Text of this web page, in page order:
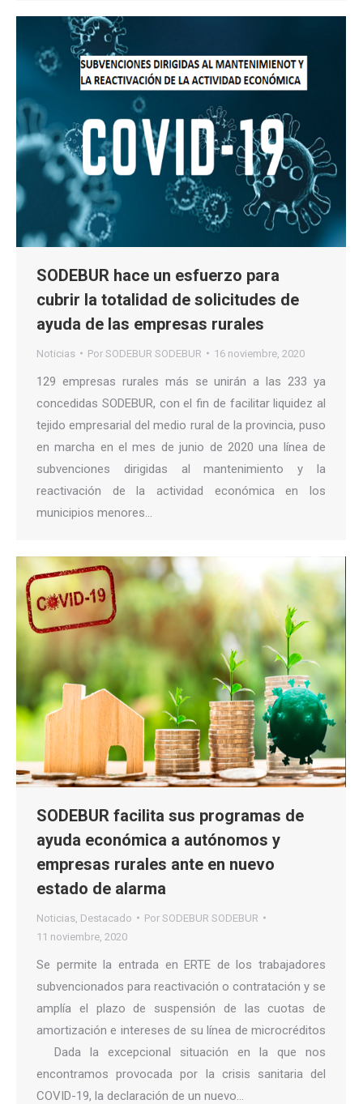
SODEBUR hace un esfuerzo para
cubrir la totalidad de solicitudes de
ayuda de las empresas rurales
Noticias Por SODEBUR SODEBUR 16 noviembre, 2020
129 empresas rurales más se unirán a las 233 ya
concedidas SODEBUR, con el fin de facilitar liquidez al
tejido empresarial del medio rural de la provincia, puso
en marcha en el mes de junio de 2020 una línea de
subvenciones dirigidas al mantenimiento y la
reactivación de la actividad económica en los
municipios menores…
SODEBUR facilita sus programas de
ayuda económica a autónomos y
empresas rurales ante en nuevo
estado de alarma
Noticias Destacado Por SODEBUR SODEBUR
11 noviembre, 2020
Se permite la entrada en ERTE de los trabajadores
subvencionados para reactivación o contratación y se
amplía el plazo de suspensión de las cuotas de
amortización e intereses de su línea de microcréditos
Dada la excepcional situación en la que nos
encontramos provocada por la crisis sanitaria del
COVID-19, la declaración de un nuevo…